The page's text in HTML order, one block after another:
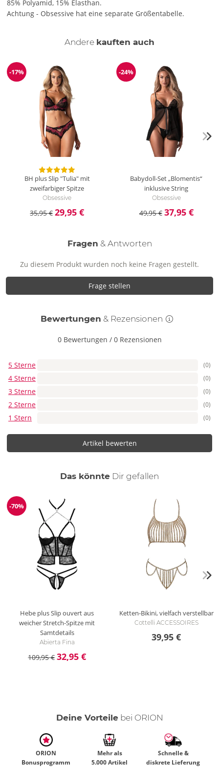
85% Polyamid, 15% Elasthan.
Achtung - Obsessive hat eine separate Größentabelle.
Andere kauften auch
Reduzierung
-17%
BH plus Slip "Tulia" mit
zweifarbiger Spitze
Obsessive
35,95 € 29,95 €
Reduzierung
-24%
Babydoll-Set „Blomentis“
inklusive String
Obsessive
49,95 € 37,95 €
Fragen & Antworten
Zu diesem Produkt wurden noch keine Fragen gestellt.
Frage stellen
Bewertungen & Rezensionen
0 Bewertungen / 0 Rezensionen
5 Sterne (0)
4 Sterne (0)
3 Sterne (0)
2 Sterne (0)
1 Stern (0)
Artikel bewerten
Das könnte Dir auch
gefallen
Reduzierung
-70%
Hebe plus Slip ouvert aus
weicher Stretch-Spitze mit
Samtdetails
Abierta Fina
109,95 € 32,95 €
Ketten-Bikini, vielfach verstellbar
Cottelli ACCESSOIRES
39,95 €
Deine Vorteilebei ORION
ORION
Bonusprogramm
Mehr als
5.000 Artikel
Schnelle &
diskrete Lieferung